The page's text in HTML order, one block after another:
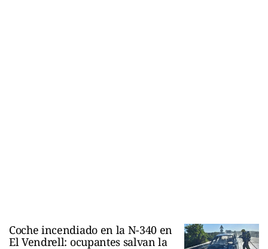
Coche incendiado en la N-340 en
El Vendrell: ocupantes salvan la